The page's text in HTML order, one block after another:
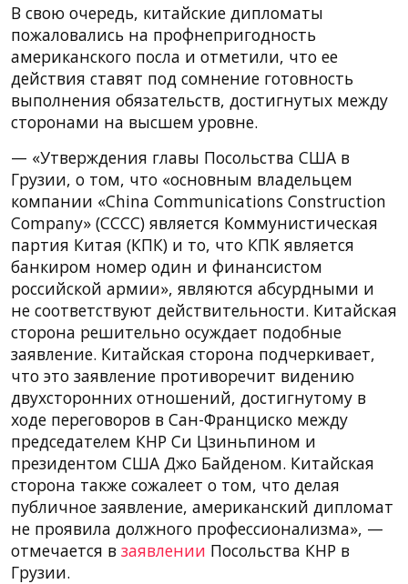
В свою очередь, китайские дипломаты
пожаловались на профнепригодность
американского посла и отметили, что ее
действия ставят под сомнение готовность
выполнения обязательств, достигнутых между
сторонами на высшем уровне.
— «Утверждения главы Посольства США в
Грузии, о том, что «основным владельцем
компании «China Communications Construction
Company» (CCCC) является Коммунистическая
партия Китая (КПК) и то, что КПК является
банкиром номер один и финансистом
российской армии», являются абсурдными и
не соответствуют действительности. Китайская
сторона решительно осуждает подобные
заявление. Китайская сторона подчеркивает,
что это заявление противоречит видению
двухсторонних отношений, достигнутому в
ходе переговоров в Сан-Франциско между
председателем КНР Си Цзиньпином и
президентом США Джо Байденом. Китайская
сторона также сожалеет о том, что делая
публичное заявление, американский дипломат
не проявила должного профессионализма», —
отмечается в заявлении Посольства КНР в
Грузии.